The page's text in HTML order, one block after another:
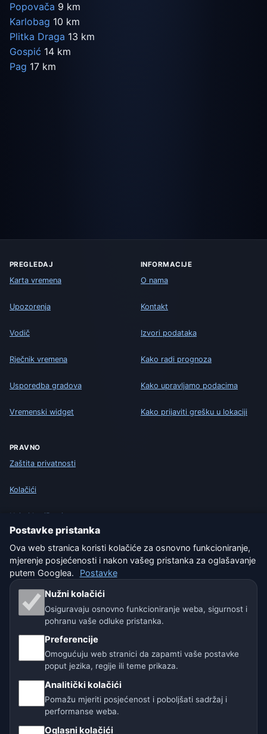
Popovača 9 km
Karlobag 10 km
Plitka Draga 13 km
Gospić 14 km
Pag 17 km
PREGLEDAJ
Karta vremena
Upozorenja
Vodič
Rječnik vremena
Usporedba gradova
Vremenski widget
INFORMACIJE
O nama
Kontakt
Izvori podataka
Kako radi prognoza
Kako upravljamo podacima
Kako prijaviti grešku u lokaciji
PRAVNO
Zaštita privatnosti
Kolačići
Uvjeti korištenja
Isključenje odgovornosti
Pomažemo životinjama
Sitemap
Naše vremenske stranice:
🇨🇿 Češka 🇭🇷 Hrvatska
🇩🇪🇦🇹🇨🇭 Njemačka / Austrija / Švicarska
Postavke pristanka
Ova web stranica koristi kolačiće za osnovno funkcioniranje,
mjerenje posjećenosti i nakon vašeg pristanka za oglašavanje
putem Googlea.
Postavke
Nužni kolačići
Osiguravaju osnovno funkcioniranje weba, sigurnost i
pohranu vaše odluke pristanka.
Preferencije
Omogućuju web stranici da zapamti vaše postavke
poput jezika, regije ili teme prikaza.
Analitički kolačići
Pomažu mjeriti posjećenost i poboljšati sadržaj i
performanse weba.
Oglasni kolačići